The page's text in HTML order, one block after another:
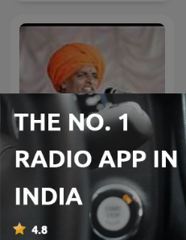
इंदुरीकर महाराज